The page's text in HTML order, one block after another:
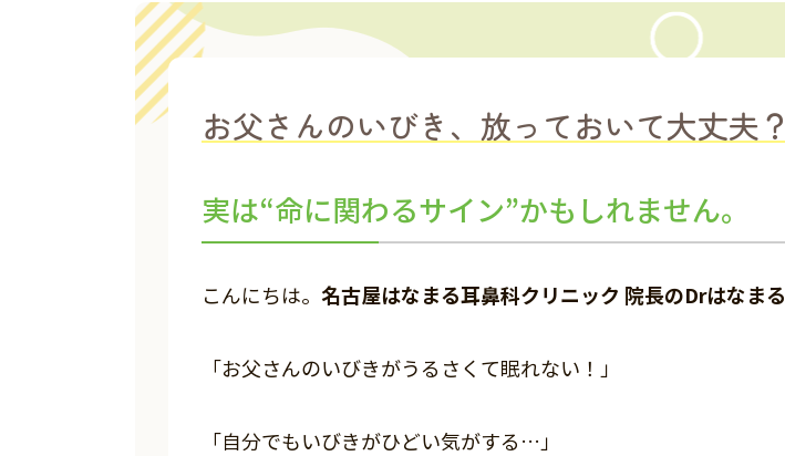
お父さんのいびき、放っておいて大丈夫？
実は“命に関わるサイン”かもしれません。
こんにちは。 名古屋はなまる耳鼻科クリニック 院長のDrはなまる
「お父さんのいびきがうるさくて眠れない！」
「自分でもいびきがひどい気がする…」